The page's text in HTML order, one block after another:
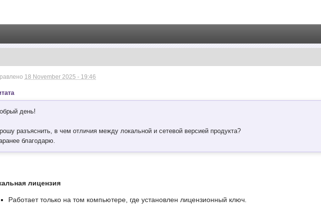
18 November 2025 - 19:46
день!
разъяснить, в чем отличия между локальной и сетевой версией продукта?
благодарю.
лицензия
Работает только на том компьютере, где установлен лицензионный ключ.